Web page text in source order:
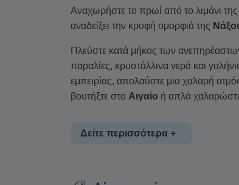
Αναχωρήστε το πρωί από το λιμάνι της
αναδείξει την κρυφή ομορφιά της
Πλεύστε κατά μήκος των
παραλίες, κρυστάλλινα νερά και
εμπειρίας, απολαύστε μια χαλαρή
βουτήξτε στο Αιγαίο ή απλά
Δείτε περισσότερα +